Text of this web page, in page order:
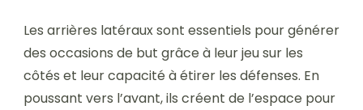
Les arrières latéraux sont essentiels pour générer
des occasions de but grâce à leur jeu sur les
côtés et leur capacité à étirer les défenses. En
poussant vers l’avant, ils créent de l’espace pour